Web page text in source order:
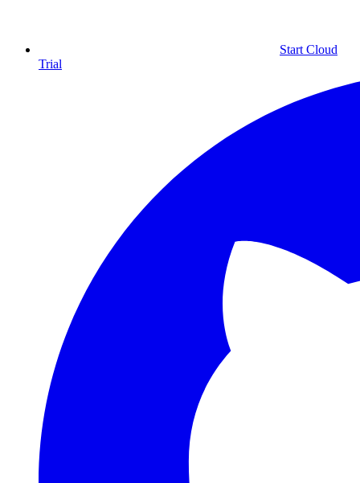
Start Cloud
Trial